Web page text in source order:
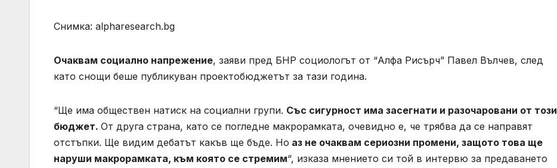
Снимка: alpharesearch.bg
Очаквам социално напрежение, заяви пред БНР социологът от “Алфа Рисърч” Павел Вълчев, след
като снощи беше публикуван проектобюджетът за тази година.
“Ще има обществен натиск на социални групи. Със сигурност има засегнати и разочаровани от този
бюджет. От друга страна, като се погледне макрорамката, очевидно е, че трябва да се направят
отстъпки. Ще видим дебатът какъв ще бъде. Но аз не очаквам сериозни промени, защото това ще
наруши макрорамката, към която се стремим“, изказа мнението си той в интервю за предаването